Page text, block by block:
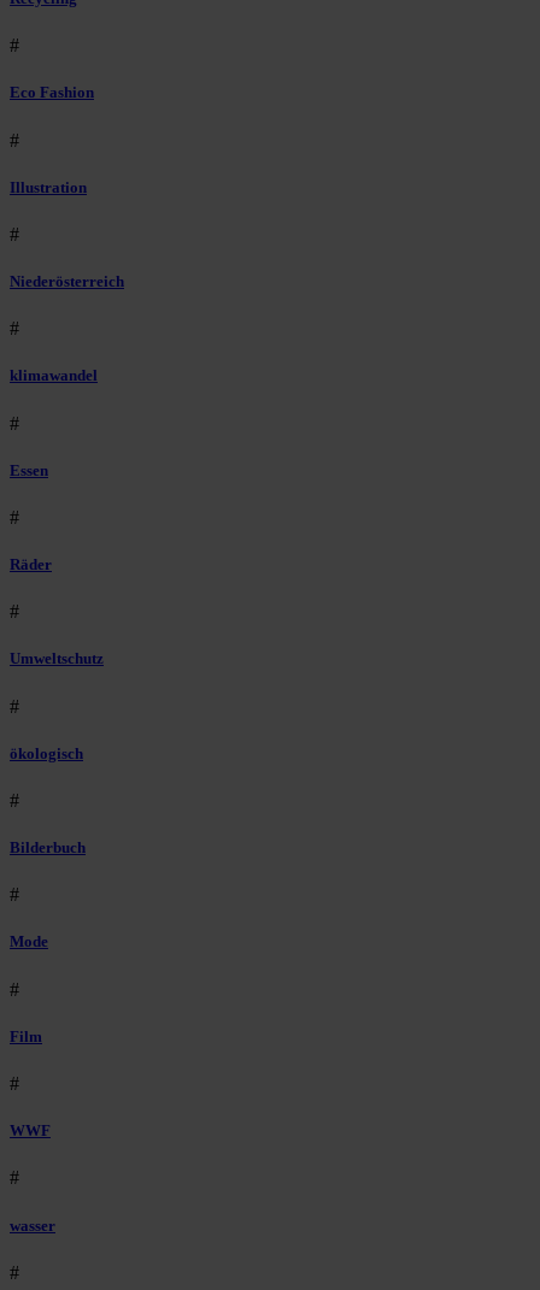
#
Eco Fashion
#
Illustration
#
Niederösterreich
#
klimawandel
#
Essen
#
Räder
#
Umweltschutz
#
ökologisch
#
Bilderbuch
#
Mode
#
Film
#
WWF
#
wasser
#